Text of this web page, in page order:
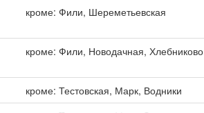
кроме: Фили, Шереметьевская
кроме: Фили, Новодачная, Хлебниково
кроме: Тестовская, Марк, Водники